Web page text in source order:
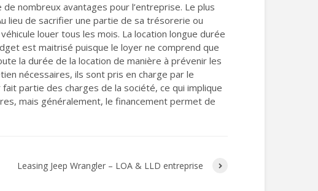
nombreux avantages pour l’entreprise. Le plus
lieu de sacrifier une partie de sa trésorerie ou
louer tous les mois. La location longue durée
est maitrisé puisque le loyer ne comprend que
la durée de la location de manière à prévenir les
nécessaires, ils sont pris en charge par le
partie des charges de la société, ce qui implique
mais généralement, le financement permet de
Leasing Jeep Wrangler – LOA & LLD entreprise